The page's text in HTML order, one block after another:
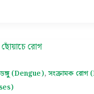
(Dengue),সংক্রামক রোগ